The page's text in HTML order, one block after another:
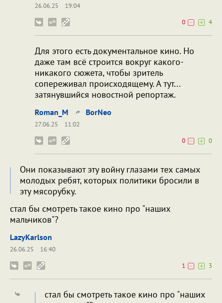
26.06.25
19:04
0
4
Для этого есть документальное кино. Но
даже там всё строится вокруг какого-
никакого сюжета, чтобы зритель
сопереживал происходящему. А тут...
затянувшийся новостной репортаж.
Roman_M BorNeo
27.06.25
11:02
0
0
Они показывают эту войну глазами тех самых
молодых ребят, которых политики бросили в
эту мясорубку.
стал бы смотреть такое кино про "наших
мальчиков"?
LazyKarlson
26.06.25
16:40
1
3
стал бы смотреть такое кино про "наших